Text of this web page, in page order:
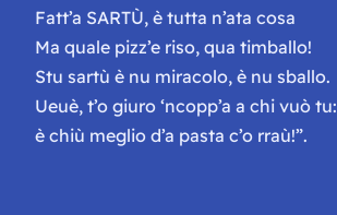
Fatt’a SARTÙ, è tutta n’ata cosa
Ma quale pizz’e riso, qua timballo!
Stu sartù è nu miracolo, è nu sballo.
Ueuè, t’o giuro ‘ncopp’a a chi vuò tu:
è chiù meglio d’a pasta c’o rraù!”.